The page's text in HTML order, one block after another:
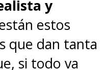
y
estos
que dan tanta
si todo va